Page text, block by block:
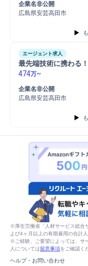
企業名非公開
広島県安芸高田市
エージェント求人
最先端技術に携わる
474万~
企業名非公開
広島県安芸高田市
※厚生労働省「人材サービス総合
よび4ヶ月以上の有期雇用の合計
※ご経験、ご要望によっては、サ
人については留意事項をご確認く
ヘルプ・お問い合わせ